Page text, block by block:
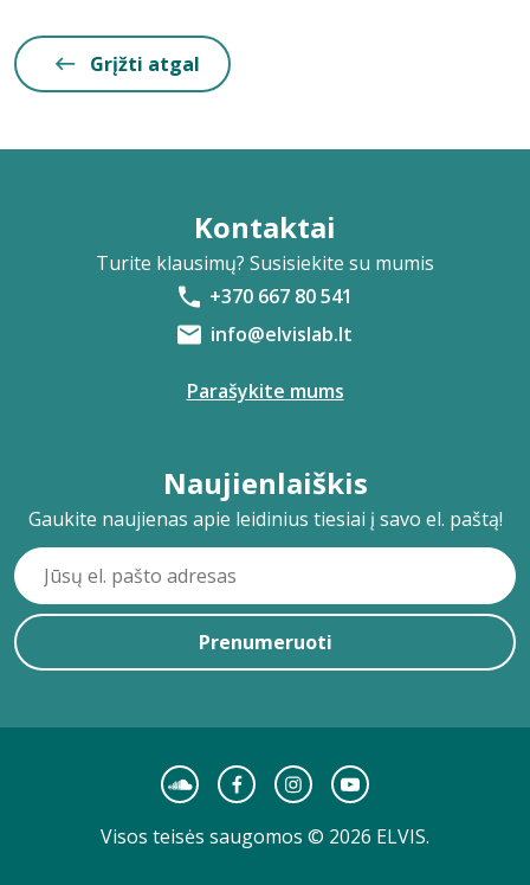
Grįžti atgal
Kontaktai
Turite klausimų? Susisiekite su mumis
+370 667 80 541
info@elvislab.lt
Parašykite mums
Naujienlaiškis
Gaukite naujienas apie leidinius tiesiai į savo el. paštą!
Prenumeruoti
Visos teisės saugomos © 2026 ELVIS.